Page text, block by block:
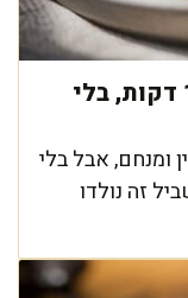
קציצות ברוקולי מפנקות ב-10 דקות, בלי
ומנחם, אבל בלי
זה נולדו